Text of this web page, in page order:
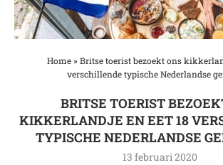
Home» Britse toerist bezoekt ons
verschillende typische Nederlandse
BRITSE TOERIST
KIKKERLANDJE EN EET 18
TYPISCHE NEDERLANDSE
13 februari 2020